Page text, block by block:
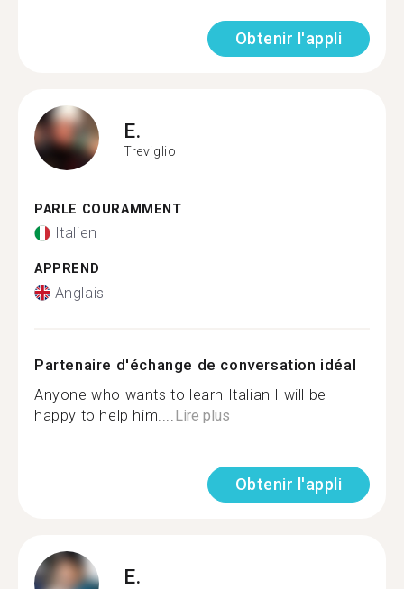
Obtenir l'appli
E.
Treviglio
PARLE COURAMMENT
Italien
APPREND
Anglais
Partenaire d'échange de conversation idéal
Anyone who wants to learn Italian I will be
happy to help him.... Lire plus
Obtenir l'appli
E.